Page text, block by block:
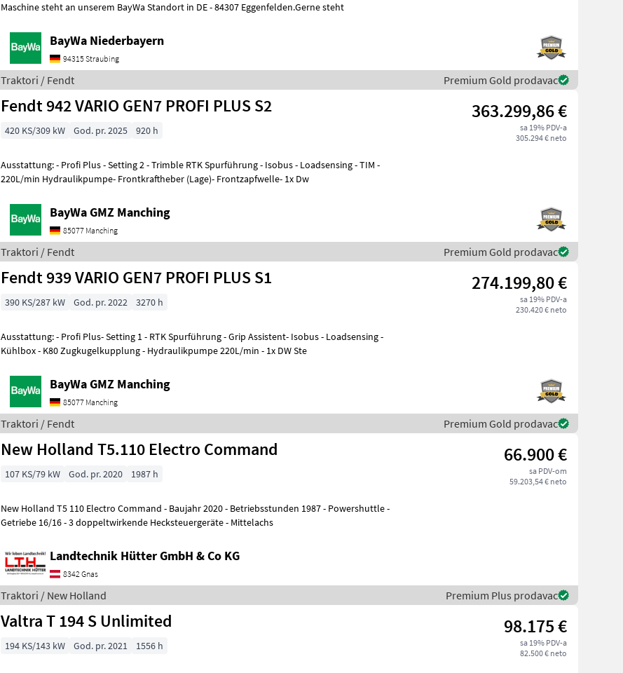
Maschine steht an unserem BayWa Standort in DE - 84307 Eggenfelden.Gerne steht
BayWa Niederbayern
94315 Straubing
Traktori / Fendt Premium Gold prodavac
Fendt 942 VARIO GEN7 PROFI PLUS S2 363.299,86 €
sa 19% PDV-a
305.294 € neto
420 KS/309 kW God. pr. 2025 920 h
Ausstattung: - Profi Plus - Setting 2 - Trimble RTK Spurführung - Isobus - Loadsensing - TIM -
220L/min Hydraulikpumpe- Frontkraftheber (Lage)- Frontzapfwelle- 1x Dw
BayWa GMZ Manching
85077 Manching
Traktori / Fendt Premium Gold prodavac
Fendt 939 VARIO GEN7 PROFI PLUS S1 274.199,80 €
sa 19% PDV-a
230.420 € neto
390 KS/287 kW God. pr. 2022 3270 h
Ausstattung: - Profi Plus- Setting 1 - RTK Spurführung - Grip Assistent- Isobus - Loadsensing -
Kühlbox - K80 Zugkugelkupplung - Hydraulikpumpe 220L/min - 1x DW Ste
BayWa GMZ Manching
85077 Manching
Traktori / Fendt Premium Gold prodavac
New Holland T5.110 Electro Command 66.900 €
sa PDV-om
59.203,54 € neto
107 KS/79 kW God. pr. 2020 1987 h
New Holland T5 110 Electro Command - Baujahr 2020 - Betriebsstunden 1987 - Powershuttle -
Getriebe 16/16 - 3 doppeltwirkende Hecksteuergeräte - Mittelachs
Landtechnik Hütter GmbH & Co KG
8342 Gnas
Traktori / New Holland Premium Plus prodavac
Valtra T 194 S Unlimited 98.175 €
sa 19% PDV-a
82.500 € neto
194 KS/143 kW God. pr. 2021 1556 h